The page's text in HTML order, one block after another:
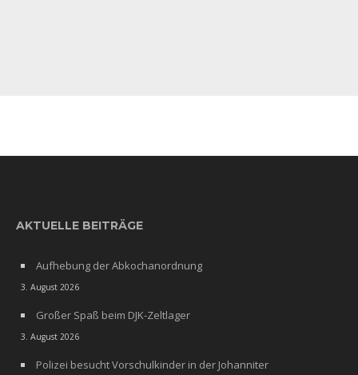
AKTUELLE BEITRÄGE
Aufhebung der Abkochanordnung
3. August 2026
Großer Spaß beim DJK-Zeltlager
3. August 2026
Polizei besucht Vorschulkinder in der Johanniter